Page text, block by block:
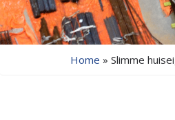
Home » Slimme